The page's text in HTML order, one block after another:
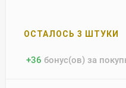
ОСТАЛОСЬ 3 ШТУКИ
+36 бонус(ов) за